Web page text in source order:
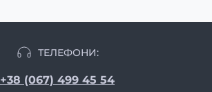
ТЕЛЕФОНИ:
+38 (067) 499 45 54